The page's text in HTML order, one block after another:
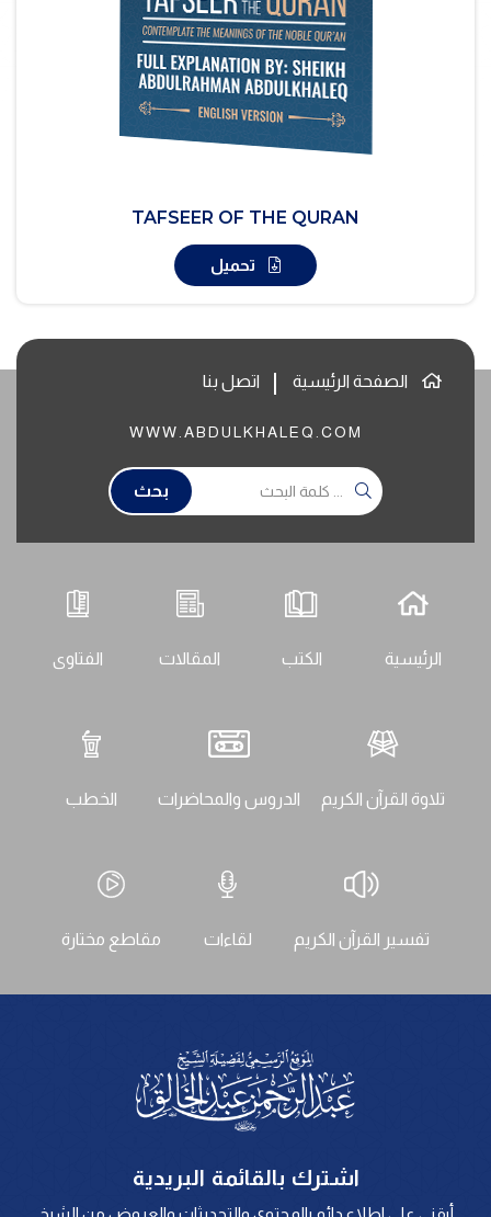
TAFSEER OF THE QURAN
تحميل
الصفحة الرئيسية اتصل بنا
WWW.ABDULKHALEQ.COM
بحث
الرئيسية الكتب المقالات الفتاوى
تلاوة القرآن الكريم الدروس والمحاضرات الخطب
تفسير القرآن الكريم لقاءات مقاطع مختارة
اشترك بالقائمة البريدية